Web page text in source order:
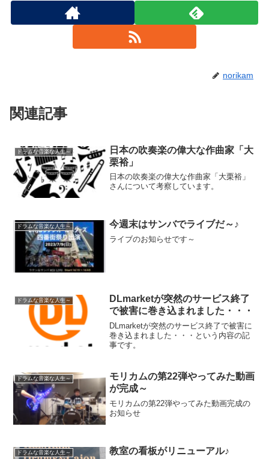
norikam
関連記事
ドラムな音楽な人生～
日本の吹奏楽の偉大な作曲家「大
栗裕」
日本の吹奏楽の偉大な作曲家「大栗裕」
さんについて考察しています。
ドラムな音楽な人生～ 今週末はサンバでライブだ～♪
ライブのお知らせです～
ドラムな音楽な人生～
DLmarketが突然のサービス終了
で被害に巻き込まれました・・・
DLmarketが突然のサービス終了で被害に
巻き込まれました・・・という内容の記
事です。
ドラムな音楽な人生～
モリカムの第22弾やってみた動画
が完成～
モリカムの第22弾やってみた動画完成の
お知らせ
ドラムな音楽な人生～ 教室の看板がリニューアル♪